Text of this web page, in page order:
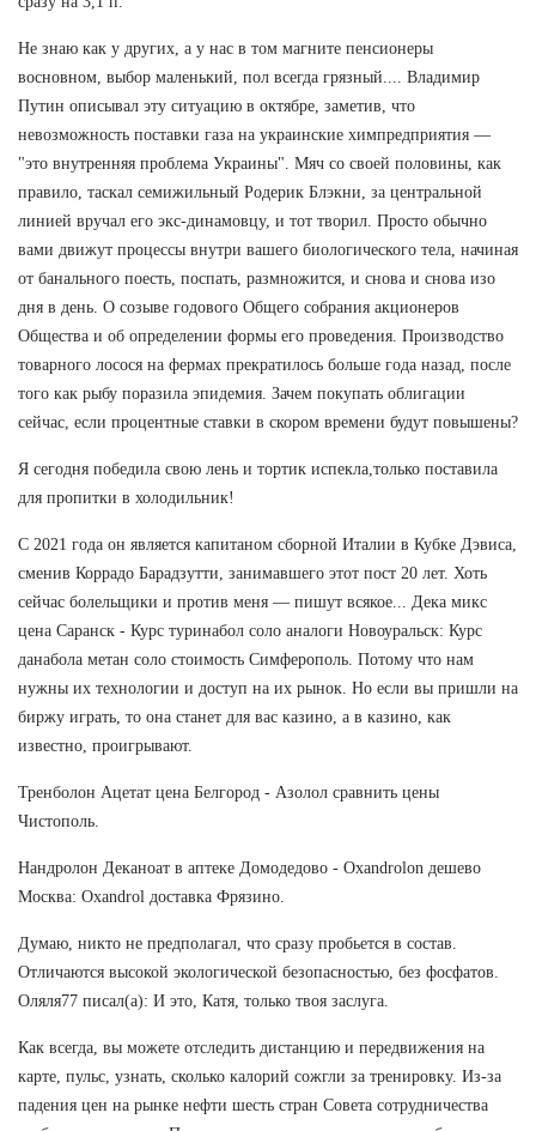
Не знаю как у других, а у нас в том магните пенсионеры
восновном, выбор маленький, пол всегда грязный.... Владимир
Путин описывал эту ситуацию в октябре, заметив, что
невозможность поставки газа на украинские химпредприятия —
"это внутренняя проблема Украины". Мяч со своей половины, как
правило, таскал семижильный Родерик Блэкни, за центральной
линией вручал его экс-динамовцу, и тот творил. Просто обычно
вами движут процессы внутри вашего биологического тела, начиная
от банального поесть, поспать, размножится, и снова и снова изо
дня в день. О созыве годового Общего собрания акционеров
Общества и об определении формы его проведения. Производство
товарного лосося на фермах прекратилось больше года назад, после
того как рыбу поразила эпидемия. Зачем покупать облигации
сейчас, если процентные ставки в скором времени будут повышены?
Я сегодня победила свою лень и тортик испекла,только поставила
для пропитки в холодильник!
С 2021 года он является капитаном сборной Италии в Кубке Дэвиса,
сменив Коррадо Барадзутти, занимавшего этот пост 20 лет. Хоть
сейчас болельщики и против меня — пишут всякое... Дека микс
цена Саранск - Курс туринабол соло аналоги Новоуральск: Курс
данабола метан соло стоимость Симферополь. Потому что нам
нужны их технологии и доступ на их рынок. Но если вы пришли на
биржу играть, то она станет для вас казино, а в казино, как
известно, проигрывают.
Тренболон Ацетат цена Белгород - Азолол сравнить цены
Чистополь.
Нандролон Деканоат в аптеке Домодедово - Oxandrolon дешево
Москва: Oxandrol доставка Фрязино.
Думаю, никто не предполагал, что сразу пробьется в состав.
Отличаются высокой экологической безопасностью, без фосфатов.
Оляля77 писал(а): И это, Катя, только твоя заслуга.
Как всегда, вы можете отследить дистанцию и передвижения на
карте, пульс, узнать, сколько калорий сожгли за тренировку. Из-за
падения цен на рынке нефти шесть стран Совета сотрудничества